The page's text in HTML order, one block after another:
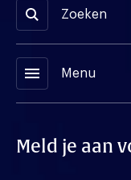
Zoeken
menu Menu
Meld je aan